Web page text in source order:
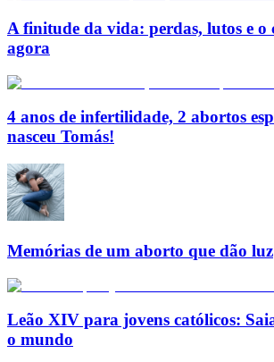
A finitude da vida: perdas, lutos e o
agora
4 anos de infertilidade, 2 abortos
nasceu Tomás!
Memórias de um aborto que dão luz
Leão XIV para jovens católicos:
o mundo